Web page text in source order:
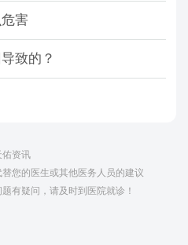
害
致的？
佑资讯
您的医生或其他医务人员的建议
有疑问，请及时到医院就诊！